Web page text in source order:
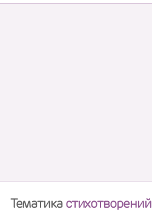
Тематикастихотворений